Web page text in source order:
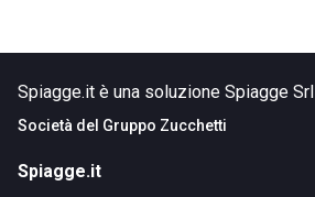
Spiagge.it è una soluzione Spiagge Srl
Società del Gruppo Zucchetti
Spiagge.it